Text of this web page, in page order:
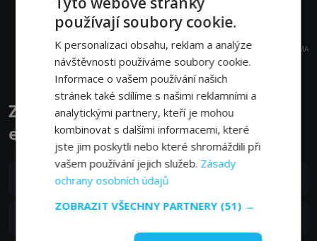
REKLAMA
Zrazená víra: Když nic není svaté
epizody
8. epizoda:8. epizoda
používají soubory cookie.
K personalizaci obsahu, reklam a analýze
návštěvnosti používáme soubory cookie.
Informace o vašem používání našich
stránek také sdílíme s našimi reklamními a
analytickými partnery, kteří je mohou
kombinovat s dalšími informacemi, které
jste jim poskytli nebo které shromáždili při
vašem používání jejich služeb. Zásady
ochrany osobních údajů
ZOBRAZIT VŠECHNY PARTNERY (51) →